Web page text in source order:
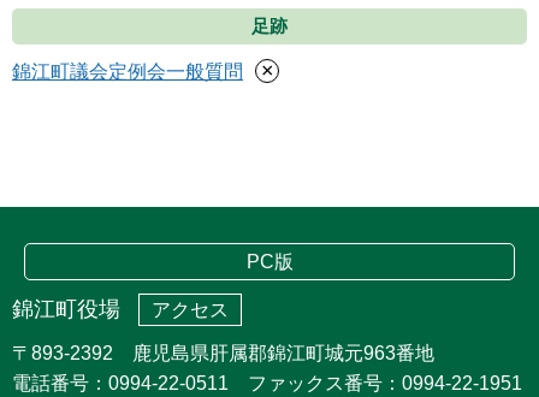
足跡
錦江町議会定例会一般質問 ×
PC版
錦江町役場 アクセス
〒893-2392 鹿児島県肝属郡錦江町城元963番地
電話番号：0994-22-0511 ファックス番号：0994-22-1951